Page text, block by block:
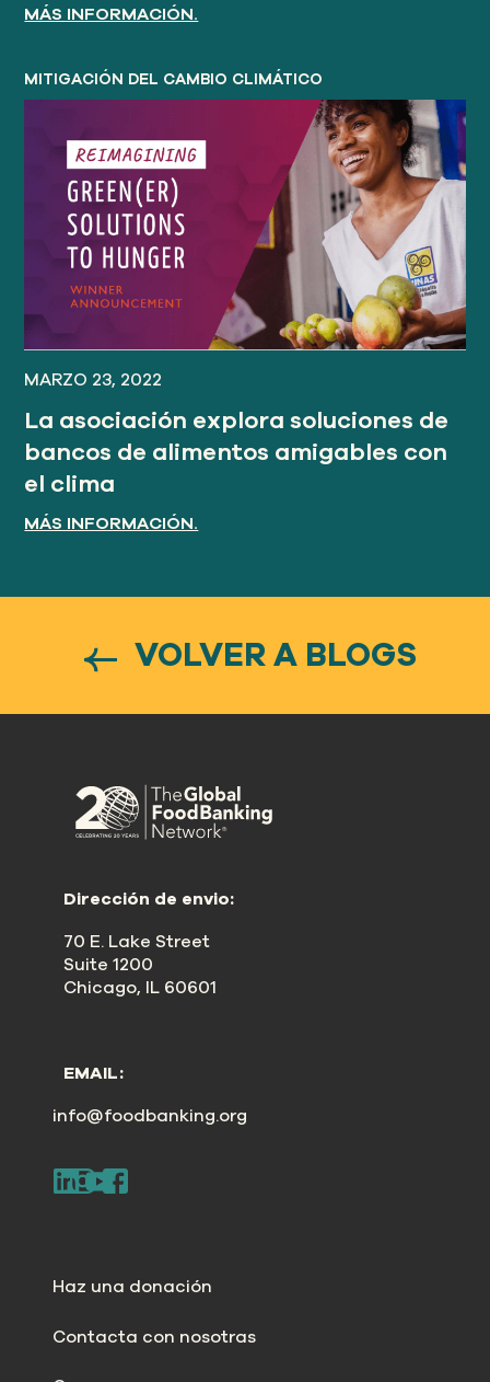
MÁS INFORMACIÓN.
MITIGACIÓN DEL CAMBIO CLIMÁTICO
MARZO 23, 2022
La asociación explora soluciones de
bancos de alimentos amigables con
el clima
MÁS INFORMACIÓN.
VOLVER A BLOGS
Dirección de envio:
70 E. Lake Street
Suite 1200
Chicago, IL 60601
EMAIL:
info@foodbanking.org
Haz una donación
Contacta con nosotras